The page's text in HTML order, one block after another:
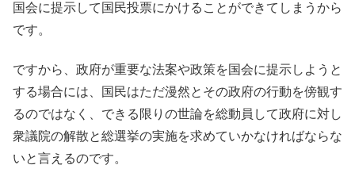
国会に提示して国民投票にかけることができてしまうから
です。
ですから、政府が重要な法案や政策を国会に提示しようと
する場合には、国民はただ漫然とその政府の行動を傍観す
るのではなく、できる限りの世論を総動員して政府に対し
衆議院の解散と総選挙の実施を求めていかなければならな
いと言えるのです。